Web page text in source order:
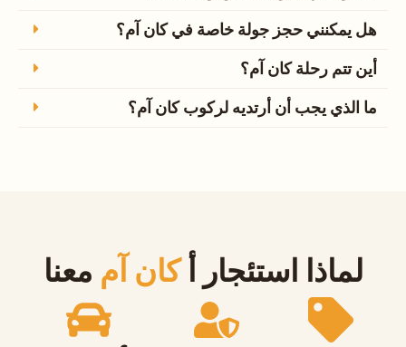
هل يمكنني حجز جولة خاصة في كان آم؟
أين تتم رحلة كان آم؟
ما الذي يجب أن أرتديه لركوب كان آم؟
لماذا استئجار أكان آم معنا